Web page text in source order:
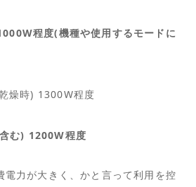
程度(機種や使用するモードに
燥時) 1300W程度
む) 1200W程度
電力が大きく、かと言って利用を控